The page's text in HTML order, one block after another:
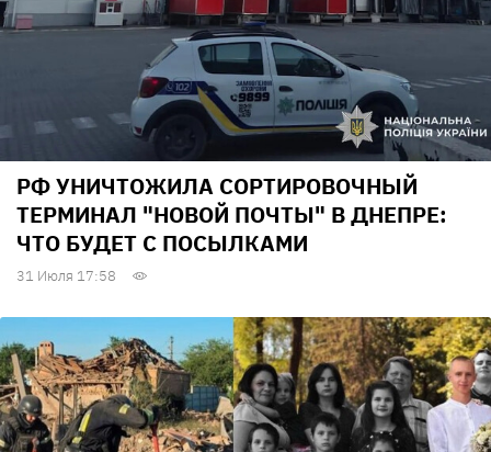
РФ УНИЧТОЖИЛА СОРТИРОВОЧНЫЙ
ТЕРМИНАЛ "НОВОЙ ПОЧТЫ" В ДНЕПРЕ:
ЧТО БУДЕТ С ПОСЫЛКАМИ
31 Июля 17:58